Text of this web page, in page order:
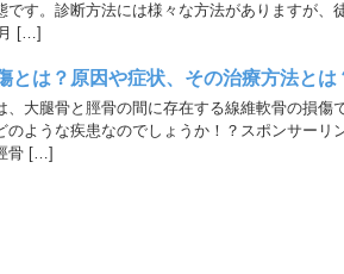
です。診断方法には様々な方法がありますが
[…]
とは？原因や症状、その治療方法とは
、大腿骨と脛骨の間に存在する線維軟骨の損
のような疾患なのでしょうか！？スポンサー
骨 […]